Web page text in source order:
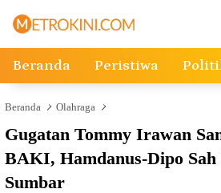
Beranda Peristiwa
Beranda Olahraga
Gugatan Tommy Irawan
BAKI, Hamdanus-Dipo
Sumbar